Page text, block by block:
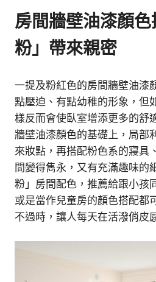
房間牆壁油漆顏
粉」帶來親密
一提及粉紅色的房間牆壁油漆
點壓迫、有點幼稚的形象，但
樣反而會使臥室增添更多的舒
牆壁油漆顏色的基礎上，局部
來妝點，再搭配粉色系的寢具
間變得雋永，又有充滿趣味的
粉」房間配色，推薦給跟小孩
或是當作兒童房的顏色搭配都
不過時，讓人每天在活潑俏皮